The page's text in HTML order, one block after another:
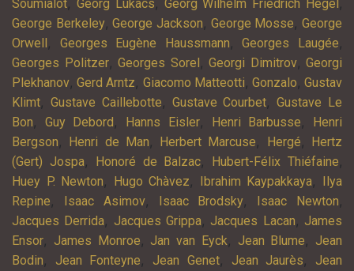
Soumialot, Georg Lukács, Georg Wilhelm Friedrich Hegel ,
George Berkeley,George Jackson, George Mosse,George
Orwell , Georges Eugène Haussmann,Georges Laugée,
Georges Politzer, Georges Sorel , Georgi Dimitrov, Georgi
Plekhanov,Gerd Arntz, Giacomo Matteotti, Gonzalo,Gustav
Klimt, Gustave Caillebotte, Gustave Courbet,Gustave Le
Bon, Guy Debord , Hanns Eisler, Henri Barbusse,
Henri
Bergson, Henri de Man, Herbert Marcuse, Hergé,
Hertz
(Gert) Jospa, Honoré de Balzac, Hubert-Félix Thiéfaine,
Huey P. Newton, Hugo Chàvez, Ibrahim Kaypakkaya,
Ilya
Repine, Isaac Asimov, Isaac Brodsky, Isaac Newton,
Jacques Derrida, Jacques Grippa, Jacques Lacan, James
Ensor, James Monroe, Jan van Eyck, Jean Blume, Jean
Bodin, Jean Fonteyne, Jean Genet, Jean Jaurès, Jean